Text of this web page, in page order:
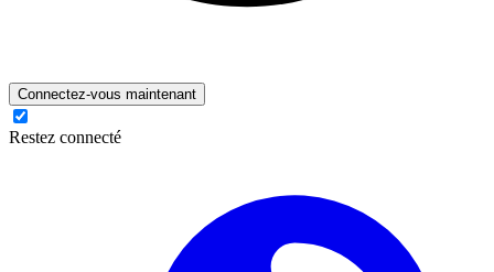
Connectez-vous maintenant
Restez connecté